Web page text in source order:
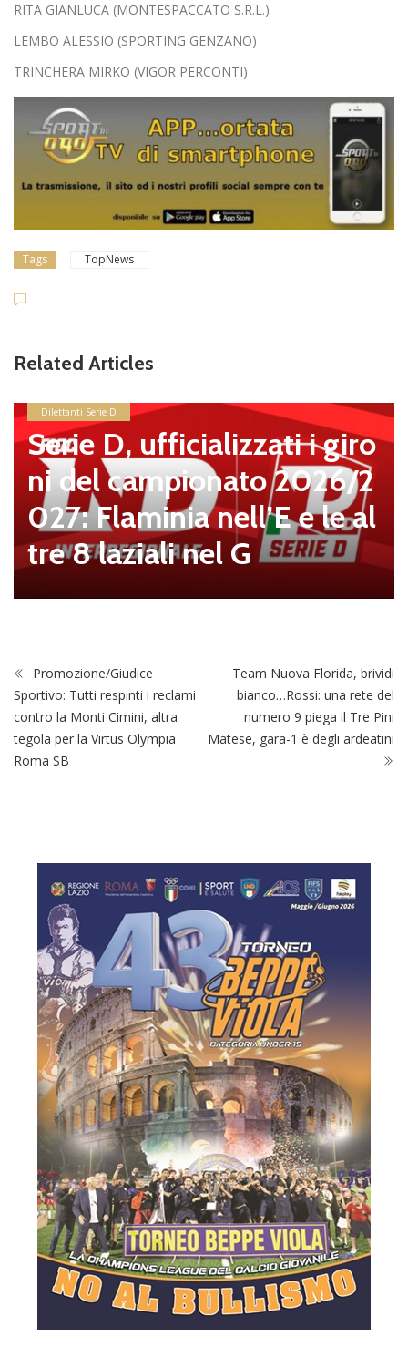
RITA GIANLUCA (MONTESPACCATO S.R.L.)
LEMBO ALESSIO (SPORTING GENZANO)
TRINCHERA MIRKO (VIGOR PERCONTI)
Tags TopNews
Related Articles
news in primo piano
Ostiamare, Alberto De Ro
ssi è il nuovo Presidente d
el club
Promozione/Giudice
Sportivo: Tutti respinti i reclami
contro la Monti Cimini, altra
Team Nuova Florida, brividi
bianco…Rossi: una rete del
numero 9 piega il Tre Pini